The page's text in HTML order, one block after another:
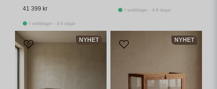
41 399 kr
I webblager - 4-8 dagar
I webblager - 4-8 dagar
NYHET NYHET